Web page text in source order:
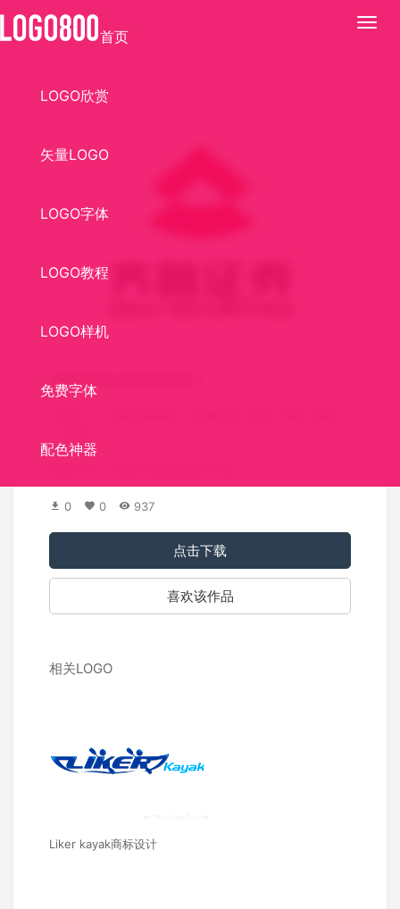
展
首页
LOGO欣赏
矢量LOGO
LOGO字体
LOGO教程
LOGO样机
免费字体
配色神器
齐鲁证券LOGO标志设计
0 0 937
点击下载
喜欢该作品
相关LOGO
Liker kayak商标设计